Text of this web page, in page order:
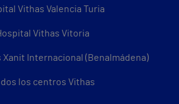
Vithas Valencia Turia
Vithas Vitoria
Xanit Internacional (Benalmádena)
los centros Vithas